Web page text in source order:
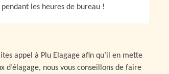
les heures de bureau !
appel à Plu Elagage afin qu’il en mette
d’élagage, nous vous conseillons de faire